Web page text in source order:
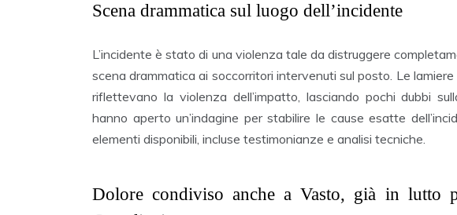
Scena drammatica sul luogo dell’incidente
L’incidente è stato di una violenza tale da distruggere
scena drammatica ai soccorritori intervenuti sul posto. Le
riflettevano la violenza dell’impatto, lasciando pochi dubbi
hanno aperto un’indagine per stabilire le cause esatte
elementi disponibili, incluse testimonianze e analisi tecniche.
Dolore condiviso anche a Vasto, già in lutto